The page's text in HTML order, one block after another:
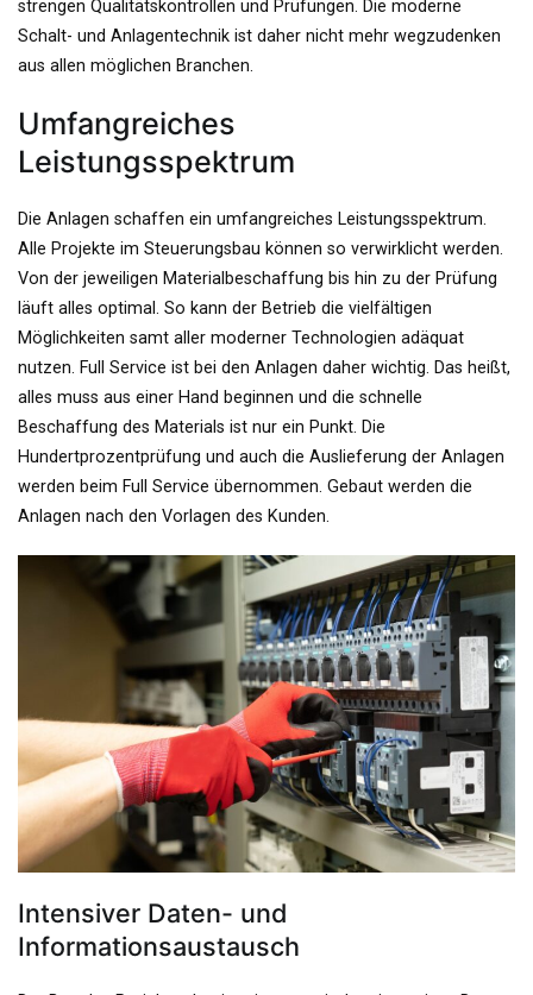
strengen Qualitätskontrollen und Prüfungen. Die moderne
Schalt- und Anlagentechnik ist daher nicht mehr wegzudenken
aus allen möglichen Branchen.
Umfangreiches
Leistungsspektrum
Die Anlagen schaffen ein umfangreiches Leistungsspektrum.
Alle Projekte im Steuerungsbau können so verwirklicht werden.
Von der jeweiligen Materialbeschaffung bis hin zu der Prüfung
läuft alles optimal. So kann der Betrieb die vielfältigen
Möglichkeiten samt aller moderner Technologien adäquat
nutzen. Full Service ist bei den Anlagen daher wichtig. Das heißt,
alles muss aus einer Hand beginnen und die schnelle
Beschaffung des Materials ist nur ein Punkt. Die
Hundertprozentprüfung und auch die Auslieferung der Anlagen
werden beim Full Service übernommen. Gebaut werden die
Anlagen nach den Vorlagen des Kunden.
Intensiver Daten- und
Informationsaustausch